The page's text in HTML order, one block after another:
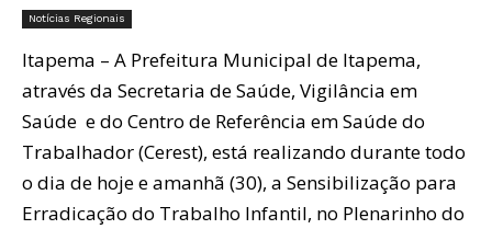
Notícias Regionais
Itapema – A Prefeitura Municipal de Itapema,
através da Secretaria de Saúde, Vigilância em
Saúde e do Centro de Referência em Saúde do
Trabalhador (Cerest), está realizando durante todo
o dia de hoje e amanhã (30), a Sensibilização para
Erradicação do Trabalho Infantil, no Plenarinho do